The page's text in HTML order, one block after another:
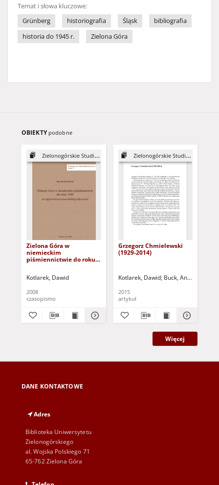
Temat i słowa kluczowe:
Grünberg
historiografia Śląsk
bibliografia
historia do 1945 r.
Zielona Góra
OBIEKTY podobne
Zielonogórskie Studia Bibliotekoznawcze, z. 3
Zielona Góra w
niemieckim
piśmiennictwie do roku
bibliograficznym) =
literature until 1945
(historical and
perspective)
Kotlarek, Dawid
2008
czasopismo
Zielonogórskie Studia Bibliotekoznawcze, z. 7
Grzegorz Chmielewski
(1929-2014)
Kotlarek, Dawid Buck, Andrzej - red.
2015
artykuł
Więcej
DANE KONTAKTOWE
Adres
Biblioteka Uniwersytetu
Zielonogórskiego
al. Wojska Polskiego 71
65-762 Zielona Góra